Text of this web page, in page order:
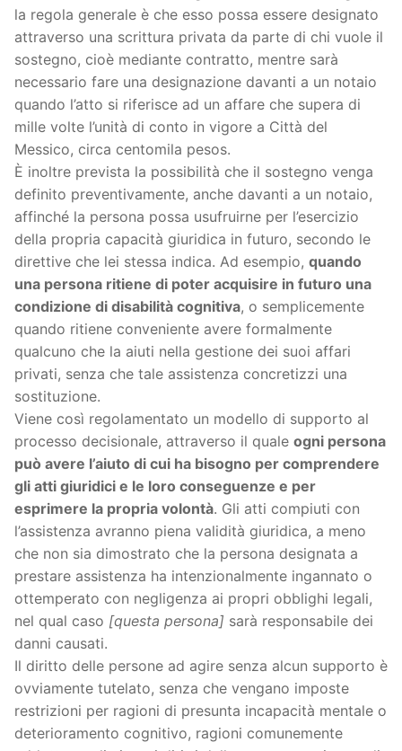
la regola generale è che esso possa essere designato
attraverso una scrittura privata da parte di chi vuole il
sostegno, cioè mediante contratto, mentre sarà
necessario fare una designazione davanti a un notaio
quando l’atto si riferisce ad un affare che supera di
mille volte l’unità di conto in vigore a Città del
Messico, circa centomila pesos.
È inoltre prevista la possibilità che il sostegno venga
definito preventivamente, anche davanti a un notaio,
affinché la persona possa usufruirne per l’esercizio
della propria capacità giuridica in futuro, secondo le
direttive che lei stessa indica. Ad esempio, quando
una persona ritiene di poter acquisire in futuro una
condizione di disabilità cognitiva, o semplicemente
quando ritiene conveniente avere formalmente
qualcuno che la aiuti nella gestione dei suoi affari
privati, senza che tale assistenza concretizzi una
sostituzione.
Viene così regolamentato un modello di supporto al
processo decisionale, attraverso il quale ogni persona
può avere l’aiuto di cui ha bisogno per comprendere
gli atti giuridici e le loro conseguenze e per
esprimere la propria volontà. Gli atti compiuti con
l’assistenza avranno piena validità giuridica, a meno
che non sia dimostrato che la persona designata a
prestare assistenza ha intenzionalmente ingannato o
ottemperato con negligenza ai propri obblighi legali,
nel qual caso [questa persona] sarà responsabile dei
danni causati.
Il diritto delle persone ad agire senza alcun supporto è
ovviamente tutelato, senza che vengano imposte
restrizioni per ragioni di presunta incapacità mentale o
deterioramento cognitivo, ragioni comunemente